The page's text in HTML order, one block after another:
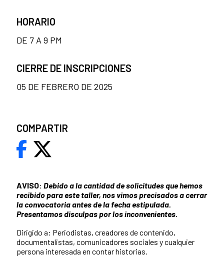
AVISO: Debido a la cantidad de solicitudes que hemos
recibido para este taller, nos vimos precisados a cerrar
la convocatoria antes de la fecha estipulada.
Presentamos disculpas por los inconvenientes.
Dirigido a: Periodistas, creadores de contenido,
documentalistas, comunicadores sociales y cualquier
persona interesada en contar historias.
HORARIO
DE 7 A 9 PM
CIERRE DE INSCRIPCIONES
05 DE FEBRERO DE 2025
COMPARTIR